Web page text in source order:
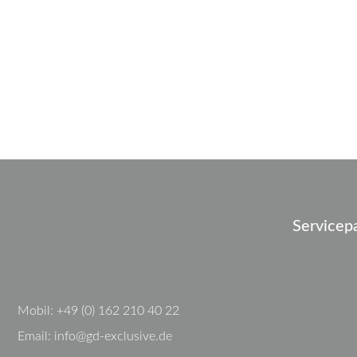
Mobil: +49 (0) 162 210 40 22
Email: info@gd-exclusive.de